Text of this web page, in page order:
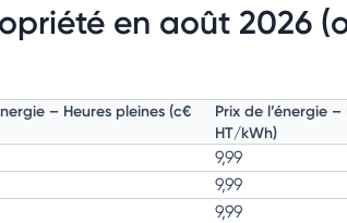
en août 2026
– Heures pleines (c€
Prix de l’énergie
HT/kWh)
9,99
9,99
9,99